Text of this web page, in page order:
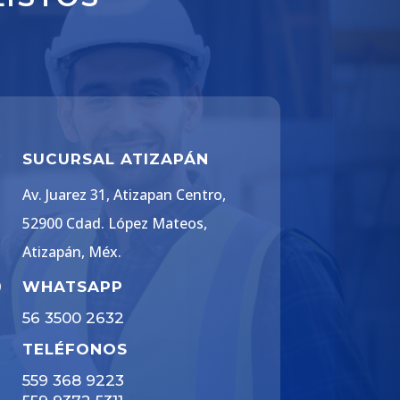
SUCURSAL ATIZAPÁN
Av. Juarez 31, Atizapan Centro,
52900 Cdad. López Mateos,
Atizapán, Méx.
WHATSAPP
56 3500 2632
TELÉFONOS
559 368 9223